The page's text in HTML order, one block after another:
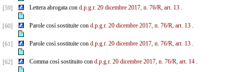
[59] Lettera abrogata con d.p.g.r. 20 dicembre 2017, n. 76/R, art. 13.
[60] Parole così sostituite con d.p.g.r. 20 dicembre 2017, n. 76/R, art. 13.
[61] Parole così sostituite con d.p.g.r. 20 dicembre 2017, n. 76/R, art. 13.
[62] Comma così sostituito con d.p.g.r. 20 dicembre 2017, n. 76/R, art. 14.